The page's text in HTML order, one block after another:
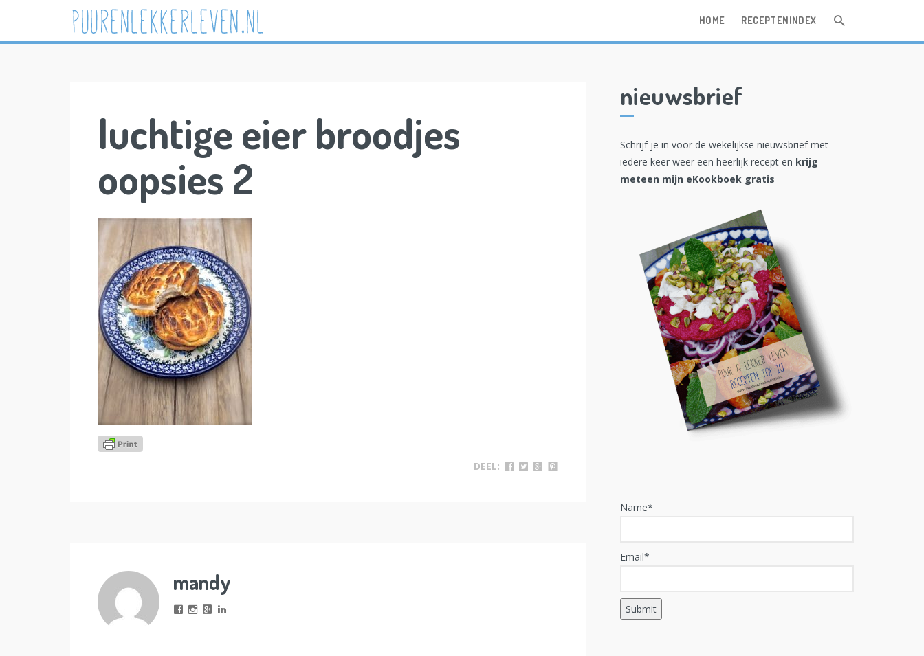
HOME RECEPTENINDEX
luchtige eier broodjes
oopsies 2
DEEL:
mandy
nieuwsbrief
Schrijf je in voor de wekelijkse nieuwsbrief met
iedere keer weer een heerlijk recept en krijg
meteen mijn eKookboek gratis
Name*
Email*